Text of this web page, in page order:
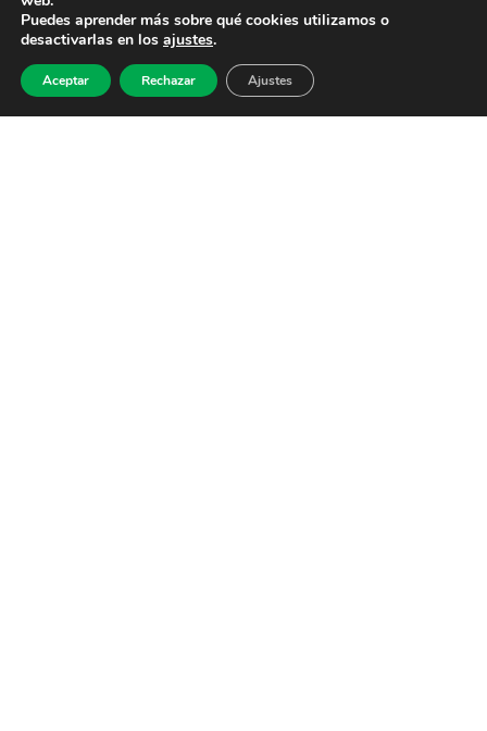
Puedes aprender más sobre qué cookies utilizamos o
desactivarlas en los ajustes.
Aceptar Rechazar Ajustes